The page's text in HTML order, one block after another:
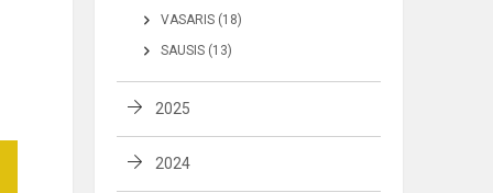
VASARIS (18)
SAUSIS (13)
2025
2024